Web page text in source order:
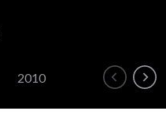
2010